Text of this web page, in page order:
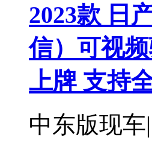
2023款 日
信）可视
上牌 支持
中东版现车